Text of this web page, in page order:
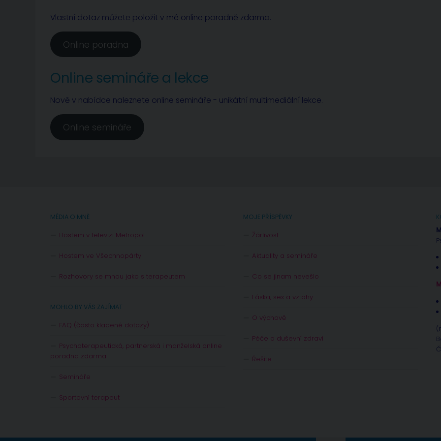
Vlastní dotaz můžete položit v mé online poradně zdarma.
Online poradna
Online semináře a lekce
Nově v nabídce naleznete online semináře - unikátní multimediální lekce.
Online semináře
MÉDIA O MNĚ
Hostem v televizi Metropol
Hostem ve Všechnopárty
Rozhovory se mnou jako s terapeutem
MOHLO BY VÁS ZAJÍMAT
FAQ (často kladené dotazy)
Psychoterapeutická, partnerská i manželská online
poradna zdarma
Semináře
Sportovní terapeut
MOJE PŘÍSPĚVKY
Žárlivost
Aktuality a semináře
Co se jinam nevešlo
Láska, sex a vztahy
O výchově
Péče o duševní zdraví
Řešíte